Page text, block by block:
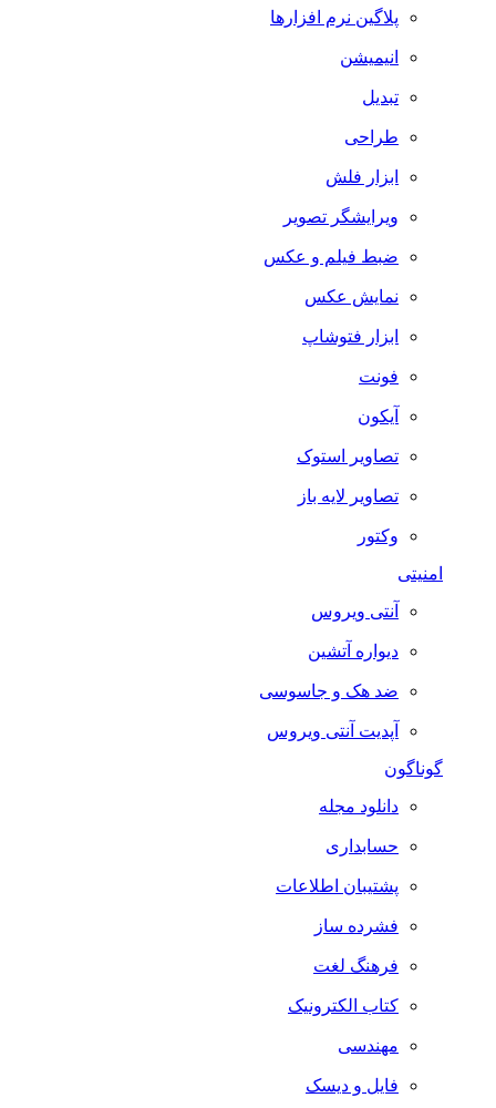
پلاگین نرم افزارها
انیمیشن
تبدیل
طراحی
ابزار فلش
ویرایشگر تصویر
ضبط فيلم و عكس
نمایش عکس
ابزار فتوشاپ
فونت
آیکون
تصاویر استوک
تصاویر لایه باز
وکتور
امنیتی
آنتی ویروس
دیواره آتشین
ضد هک و جاسوسی
آپدیت آنتی ویروس
گوناگون
دانلود مجله
حسابداری
پشتیبان اطلاعات
فشرده ساز
فرهنگ لغت
کتاب الکترونیک
مهندسی
فایل و دیسک